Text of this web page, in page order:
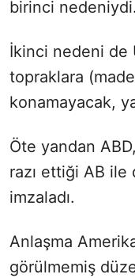
birinci nedeniydi.
İkinci nedeni de
topraklara
konamayacak,
Öte yandan
razı ettiği AB ile
imzaladı.
Anlaşma
görülmemiş